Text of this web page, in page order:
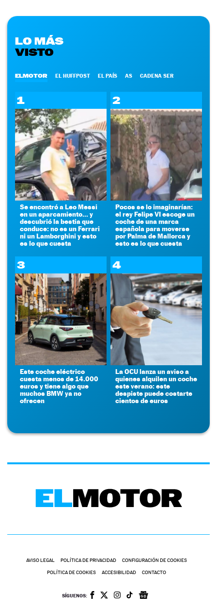
LO MÁS
VISTO
ELMOTOR EL HUFFPOST EL PAÍS AS CADENA SER
1
Se encontró a Leo Messi
en un aparcamiento... y
descubrió la bestia que
conduce: no es un Ferrari
ni un Lamborghini y esto
es lo que cuesta
2
Pocos se lo imaginarían:
el rey Felipe VI escoge un
coche de una marca
española para moverse
por Palma de Mallorca y
esto es lo que cuesta
3
Este coche eléctrico
cuesta menos de 14.000
euros y tiene algo que
muchos BMW ya no
ofrecen
4
La OCU lanza un aviso a
quienes alquilen un coche
este verano: este
despiste puede costarte
cientos de euros
AVISO LEGAL POLÍTICA DE PRIVACIDAD CONFIGURACIÓN DE COOKIES
POLÍTICA DE COOKIES ACCESIBILIDAD CONTACTO
SÍGUENOS: